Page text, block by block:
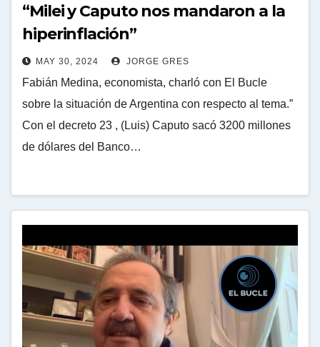
“Milei y Caputo nos mandaron a la
hiperinflación”
MAY 30, 2024 JORGE GRES
Fabián Medina, economista, charló con El Bucle
sobre la situación de Argentina con respecto al tema.”
Con el decreto 23 , (Luis) Caputo sacó 3200 millones
de dólares del Banco…